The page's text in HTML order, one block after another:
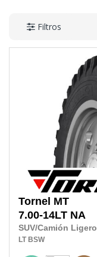
Filtros
Tornel MT
7.00-14LT NA
SUV/Camión Ligero
LT BSW